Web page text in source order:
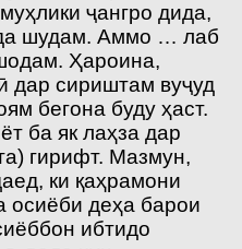
ҷангро дида,
шудам. Аммо … лаб
Ҳароина,
дар сириштам вуҷуд
бегона буду ҳаст.
ба як лаҳза дар
гирифт. Мазмун,
ки қаҳрамони
осиёби деҳа барои
ибтидо